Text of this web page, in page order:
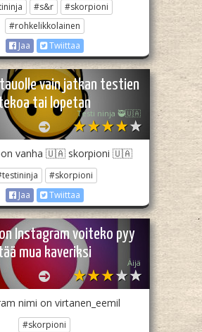
#s&r
#skorpioni
#rohkelikkolainen
Jaa
Twiittaa
vain jatkan testien
tai lopetan
Testi ninja 🥷🇺🇦
vanha 🇺🇦 skorpioni 🇺🇦
#skorpioni
Jaa
Twiittaa
Instagram voiteko pyy
mua kaveriksi
Äijä
nimi on virtanen_eemil
#skorpioni